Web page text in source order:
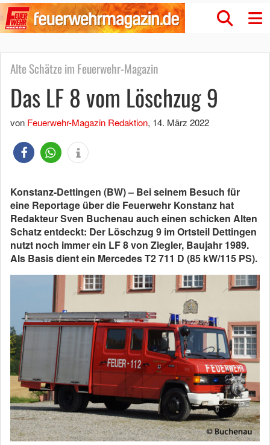
Alte Schätze im Feuerwehr-Magazin
Das LF 8 vom Löschzug 9
von Feuerwehr-Magazin Redaktion, 14. März 2022
Konstanz-Dettingen (BW) – Bei seinem Besuch für
eine Reportage über die Feuerwehr Konstanz hat
Redakteur Sven Buchenau auch einen schicken Alten
Schatz entdeckt: Der Löschzug 9 im Ortsteil Dettingen
nutzt noch immer ein LF 8 von Ziegler, Baujahr 1989.
Als Basis dient ein Mercedes T2 711 D (85 kW/115 PS).